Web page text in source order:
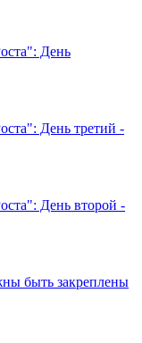
День
День третий -
День второй -
быть закреплены